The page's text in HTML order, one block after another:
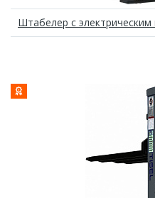
Штабелер с